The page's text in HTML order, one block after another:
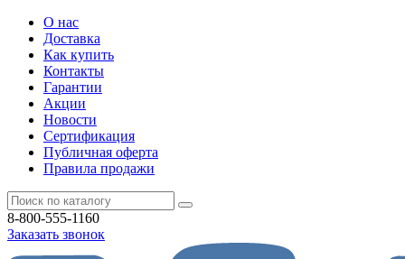
О нас
Доставка
Как купить
Контакты
Гарантии
Акции
Новости
Cертификация
Публичная оферта
Правила продажи
8-800-555-1160
Заказать звонок